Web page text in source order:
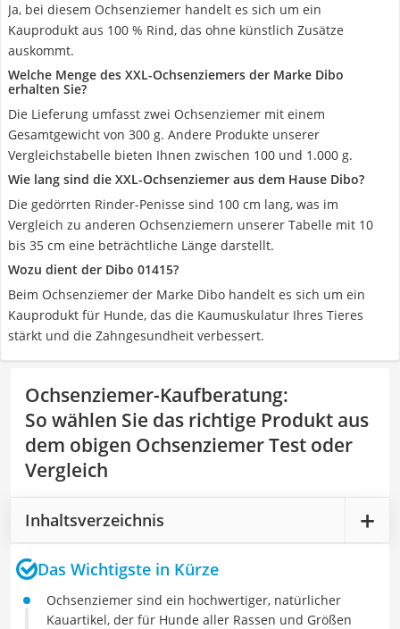
Ja, bei diesem Ochsenziemer handelt es sich um ein
Kauprodukt aus 100 % Rind, das ohne künstlich Zusätze
auskommt.
Welche Menge des XXL-Ochsenziemers der Marke Dibo
erhalten Sie?
Die Lieferung umfasst zwei Ochsenziemer mit einem
Gesamtgewicht von 300 g. Andere Produkte unserer
Vergleichstabelle bieten Ihnen zwischen 100 und 1.000 g.
Wie lang sind die XXL-Ochsenziemer aus dem Hause Dibo?
Die gedörrten Rinder-Penisse sind 100 cm lang, was im
Vergleich zu anderen Ochsenziemern unserer Tabelle mit 10
bis 35 cm eine beträchtliche Länge darstellt.
Wozu dient der Dibo 01415?
Beim Ochsenziemer der Marke Dibo handelt es sich um ein
Kauprodukt für Hunde, das die Kaumuskulatur Ihres Tieres
stärkt und die Zahngesundheit verbessert.
Ochsenziemer-Kaufberatung:
So wählen Sie das richtige Produkt aus
dem obigen Ochsenziemer Test oder
Vergleich
Inhaltsverzeichnis
Das Wichtigste in Kürze
Ochsenziemer sind ein hochwertiger, natürlicher
Kauartikel, der für Hunde aller Rassen und Größen